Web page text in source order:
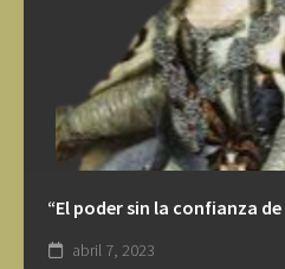
“El poder sin la confianza
abril 7, 2023